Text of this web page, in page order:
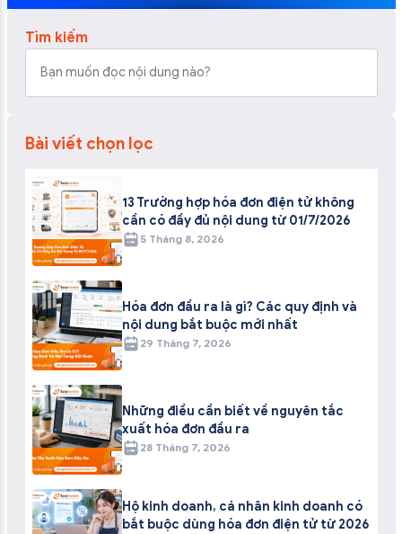
Tìm kiếm
Bài viết chọn lọc
13 Trường hợp hóa đơn điện tử không
cần có đầy đủ nội dung từ 01/7/2026
5 Tháng 8, 2026
Hóa đơn đầu ra là gì? Các quy định và
nội dung bắt buộc mới nhất
29 Tháng 7, 2026
Những điều cần biết về nguyên tắc
xuất hóa đơn đầu ra
28 Tháng 7, 2026
Hộ kinh doanh, cá nhân kinh doanh có
bắt buộc dùng hóa đơn điện tử từ 2026